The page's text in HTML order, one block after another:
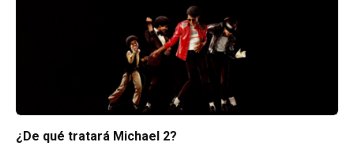
¿De qué tratará Michael 2?